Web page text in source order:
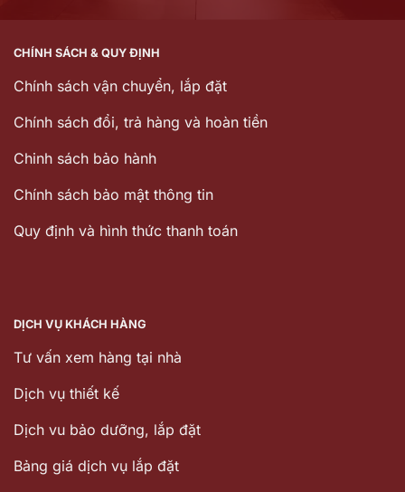
CHÍNH SÁCH & QUY ĐỊNH
Chính sách vận chuyển, lắp đặt
Chính sách đổi, trả hàng và hoàn tiền
Chinh sách bảo hành
Chính sách bảo mật thông tin
Quy định và hình thức thanh toán
DỊCH VỤ KHÁCH HÀNG
Tư vấn xem hàng tại nhà
Dịch vụ thiết kế
Dịch vu bảo dưỡng, lắp đặt
Bảng giá dịch vụ lắp đặt